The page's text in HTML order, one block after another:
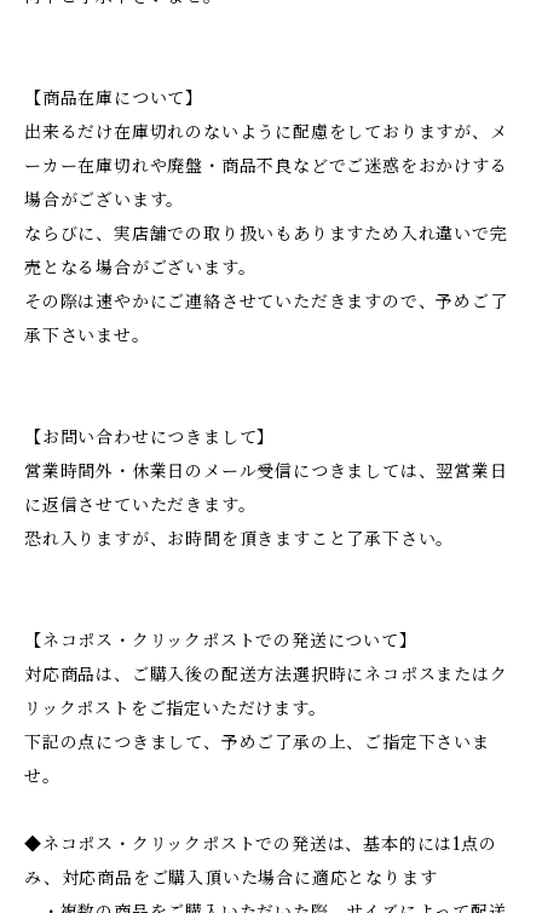
【商品在庫について】
出来るだけ在庫切れのないように配慮をしておりますが、メ
ーカー在庫切れや廃盤・商品不良などでご迷惑をおかけする
場合がございます。
ならびに、実店舗での取り扱いもありますため入れ違いで完
売となる場合がございます。
その際は速やかにご連絡させていただきますので、予めご了
承下さいませ。
【お問い合わせにつきまして】
営業時間外・休業日のメール受信につきましては、翌営業日
に返信させていただきます。
恐れ入りますが、お時間を頂きますこと了承下さい。
【ネコポス・クリックポストでの発送について】
対応商品は、ご購入後の配送方法選択時にネコポスまたはク
リックポストをご指定いただけます。
下記の点につきまして、予めご了承の上、ご指定下さいま
せ。
◆ネコポス・クリックポストでの発送は、基本的には1点の
み、対応商品をご購入頂いた場合に適応となります